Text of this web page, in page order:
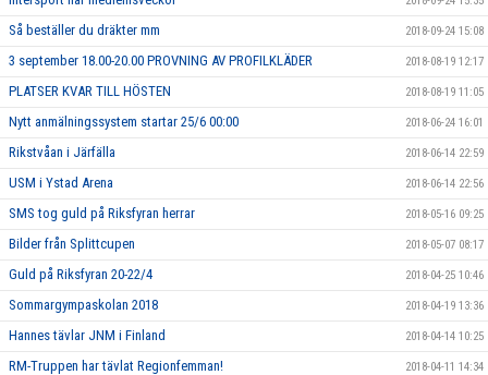
Så beställer du dräkter mm 2018-09-24 15:08
3 september 18.00-20.00 PROVNING AV PROFILKLÄDER 2018-08-19 12:17
PLATSER KVAR TILL HÖSTEN 2018-08-19 11:05
Nytt anmälningssystem startar 25/6 00:00 2018-06-24 16:01
Rikstvåan i Järfälla 2018-06-14 22:59
USM i Ystad Arena 2018-06-14 22:56
SMS tog guld på Riksfyran herrar 2018-05-16 09:25
Bilder från Splittcupen 2018-05-07 08:17
Guld på Riksfyran 20-22/4 2018-04-25 10:46
Sommargympaskolan 2018 2018-04-19 13:36
Hannes tävlar JNM i Finland 2018-04-14 10:25
RM-Truppen har tävlat Regionfemman! 2018-04-11 14:34